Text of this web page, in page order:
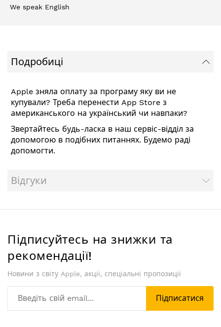
We speak English
Подробиці
Apple зняла оплату за програму яку ви не
купували? Треба перенести App Store з
американського на український чи навпаки?
Звертайтесь будь-ласка в наш сервіс-відділ за
допомогою в подібних питаннях. Будемо раді
допомогти.
Відгуки
Підписуйтесь на знижки та
рекомендації!
Новини з світу Apple, акції, спеціальні пропозиції
Підписатися